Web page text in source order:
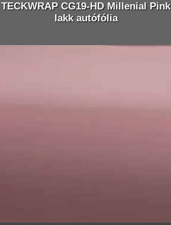
TECKWRAP CG19-HD Millenial Pink
lakk autófólia